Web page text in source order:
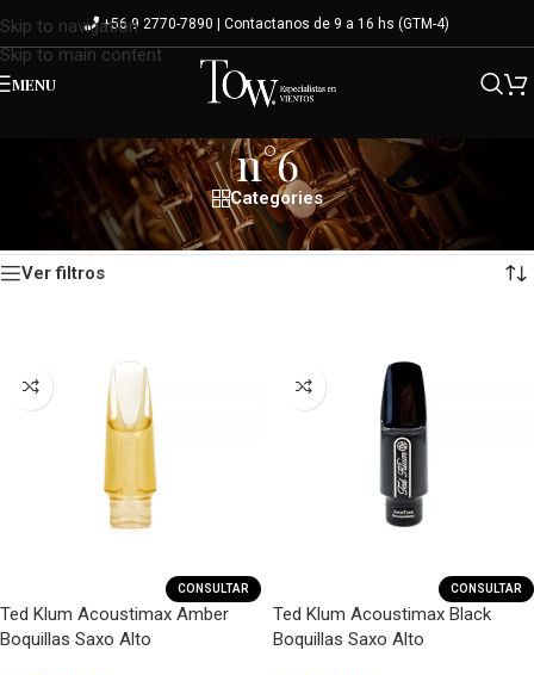
Skip to navigation
Skip to main content
+56 9 2770-7890 | Contactanos de 9 a 16 hs (GTM-4)
MENU
n°6
Categories
Variante del producto/n°6 Mostrando los 4 resultados
Ver filtros
CONSULTAR
Ted Klum Acoustimax Amber
Boquillas Saxo Alto
CONSULTAR
Ted Klum Acoustimax Black
Boquillas Saxo Alto